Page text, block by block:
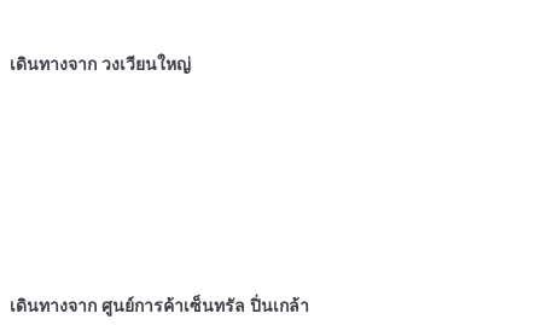
เดินทางจากวงเวียนใหญ่
เดินทางจาก ศูนย์การค้าเซ็นทรัล ปิ่นเกล้า